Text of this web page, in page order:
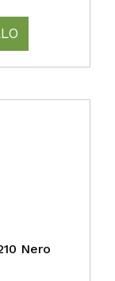
Nero